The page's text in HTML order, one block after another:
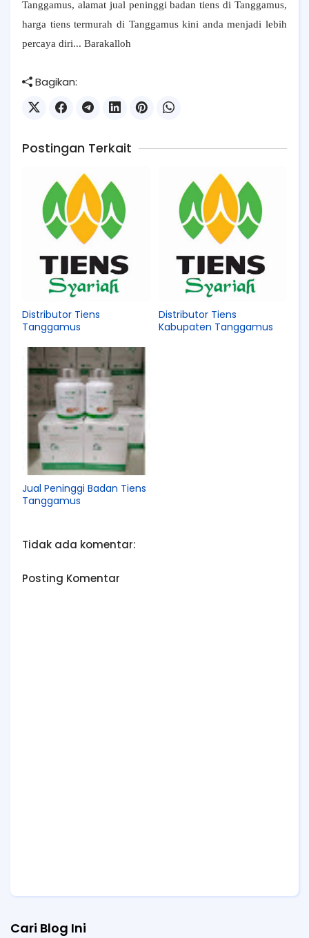
Tanggamus, alamat jual peninggi badan tiens di Tanggamus,
harga tiens termurah di Tanggamus kini anda menjadi lebih
percaya diri... Barakalloh
Bagikan:
Postingan Terkait
Distributor Tiens
Tanggamus
Distributor Tiens
Kabupaten Tanggamus
Jual Peninggi Badan Tiens
Tanggamus
Tidak ada komentar:
Posting Komentar
Cari Blog Ini